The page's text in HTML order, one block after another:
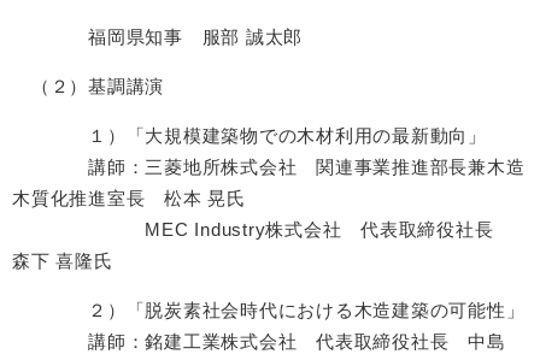
福岡県知事 服部 誠太郎
（２）基調講演
１）「大規模建築物での木材利用の最新動向」
講師：三菱地所株式会社 関連事業推進部長兼木造
木質化推進室長 松本 晃氏
MEC Industry株式会社 代表取締役社長
森下 喜隆氏
２）「脱炭素社会時代における木造建築の可能性」
講師：銘建工業株式会社 代表取締役社長 中島